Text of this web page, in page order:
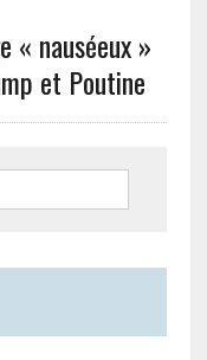
« nauséeux »
et Poutine